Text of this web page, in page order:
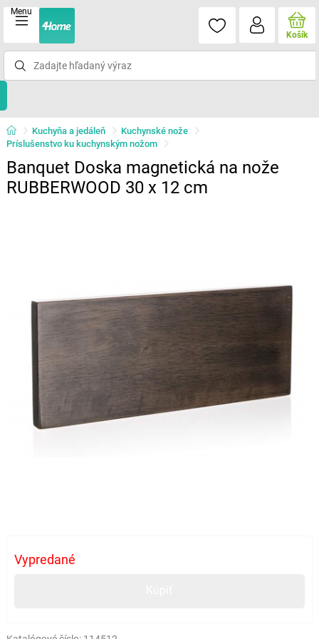
Menu
Košík
Kuchyňa a jedáleň
Kuchynské nože
Príslušenstvo ku kuchynským nožom
Banquet Doska magnetická na nože
RUBBERWOOD 30 x 12 cm
Vypredané